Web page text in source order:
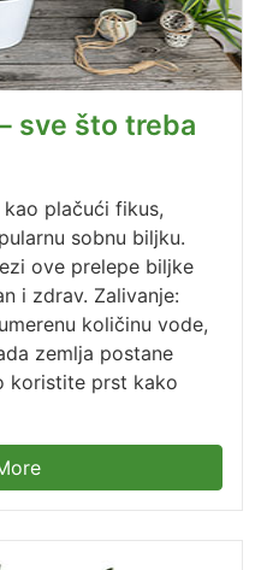
sve što treba
plačući fikus,
sobnu biljku.
ove prelepe biljke
i zdrav. Zalivanje:
količinu vode,
zemlja postane
koristite prst kako